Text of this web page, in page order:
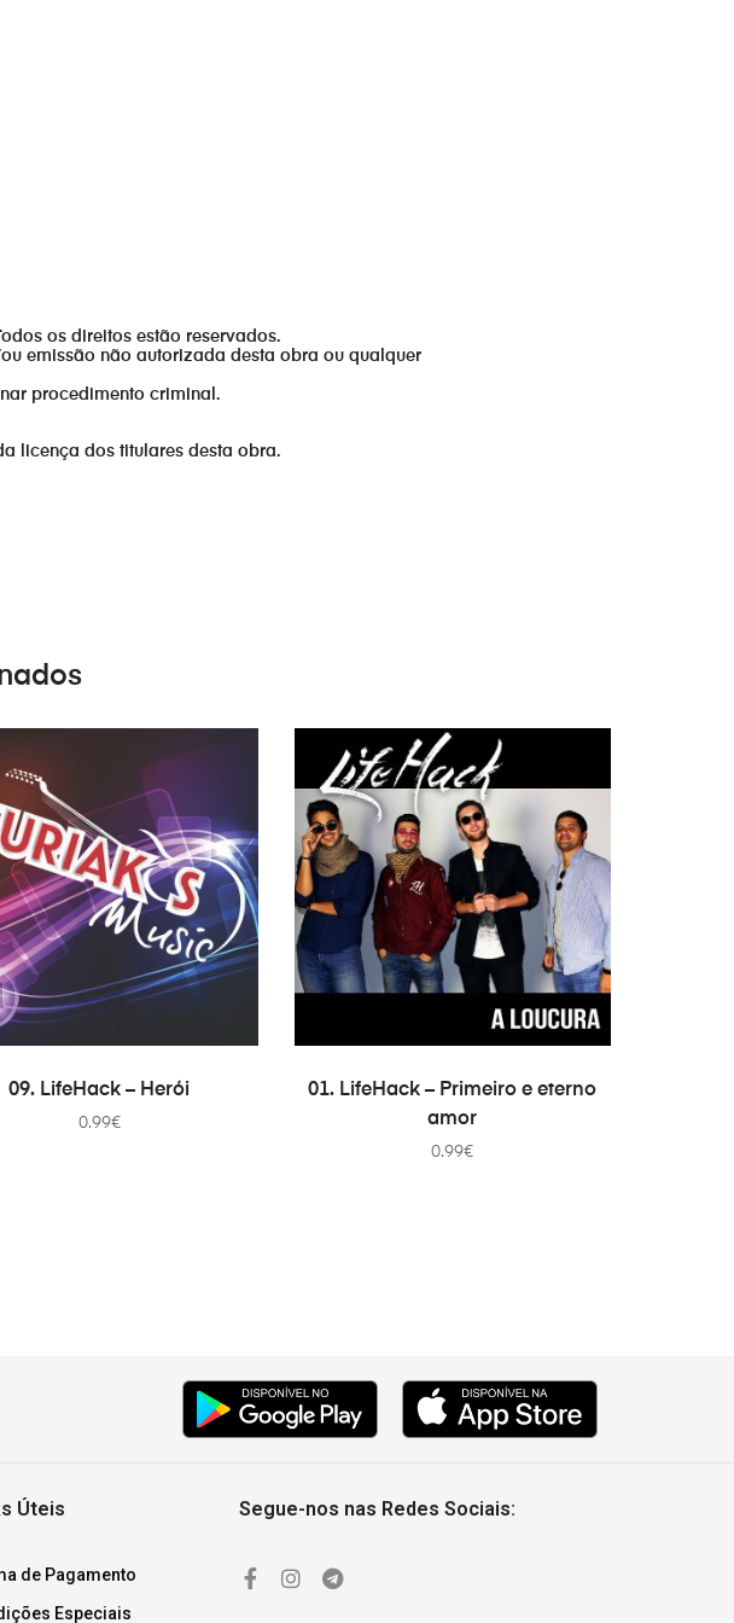
os direitos estão reservados.
emissão não autorizada desta obra ou qualquer
procedimento criminal.
licença dos titulares desta obra.
ADICIONAR
09. LifeHack – Herói
0.99€
ADICIONAR
01. LifeHack – Primeiro e eterno
amor
0.99€
Úteis
de Pagamento
Especiais
Segue-nos nas Redes Sociais: